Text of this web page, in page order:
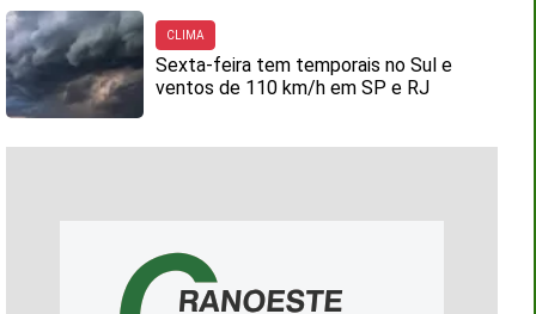
CLIMA
Sexta-feira tem temporais no Sul e
ventos de 110 km/h em SP e RJ